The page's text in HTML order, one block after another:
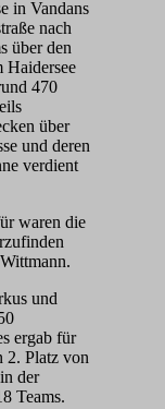
in Vandans
nach
über den
Haidersee
470
über
und deren
verdient
waren die
und
ergab für
2. Platz von
der
Teams.